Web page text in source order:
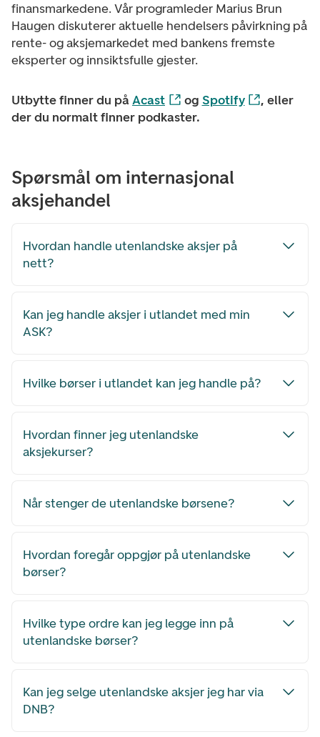
finansmarkedene. Vår programleder Marius Brun
Haugen diskuterer aktuelle hendelsers påvirkning på
rente- og aksjemarkedet med bankens fremste
eksperter og innsiktsfulle gjester.
Utbytte finner du på Acast og Spotify
, eller
der du normalt finner podkaster.
Spørsmål om internasjonal
aksjehandel
Hvordan handle utenlandske aksjer på
nett?
Kan jeg handle aksjer i utlandet med min
ASK?
Hvilke børser i utlandet kan jeg handle på?
Hvordan finner jeg utenlandske
aksjekurser?
Når stenger de utenlandske børsene?
Hvordan foregår oppgjør på utenlandske
børser?
Hvilke type ordre kan jeg legge inn på
utenlandske børser?
Kan jeg selge utenlandske aksjer jeg har via
DNB?